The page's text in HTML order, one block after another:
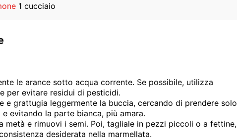
1 cucciaio
le arance sotto acqua corrente. Se possibile, utilizza
per evitare residui di pesticidi.
e grattugia leggermente la buccia, cercando di prendere solo
evitando la parte bianca, più amara.
metà e rimuovi i semi. Poi, tagliale in pezzi piccoli o a fettine,
desiderata nella marmellata.